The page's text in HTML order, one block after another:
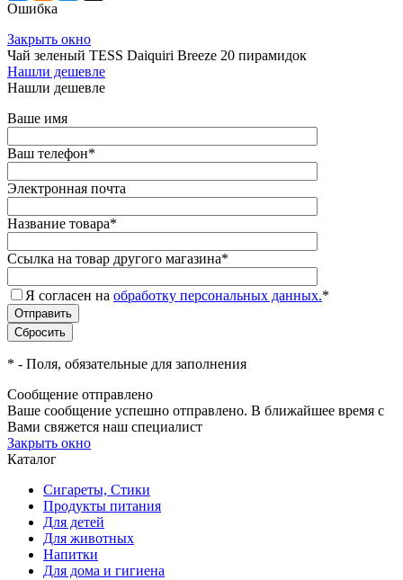
Ошибка
Закрыть окно
Чай зеленый TESS Daiquiri Breeze 20 пирамидок
Нашли дешевле
Нашли дешевле
Ваше имя
Ваш телефон*
Электронная почта
Название товара*
Ссылка на товар другого магазина*
Я согласен на обработку персональных данных.*
* - Поля, обязательные для заполнения
Сообщение отправлено
Ваше сообщение успешно отправлено. В ближайшее время с
Вами свяжется наш специалист
Закрыть окно
Каталог
Сигареты, Стики
Продукты питания
Для детей
Для животных
Напитки
Для дома и гигиена